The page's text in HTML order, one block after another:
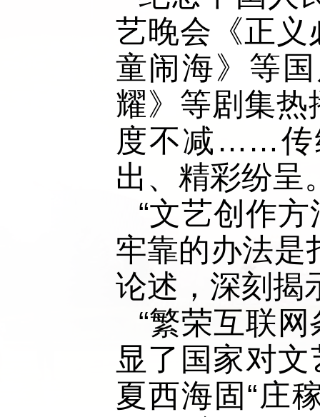
艺晚会《正义
童闹海》等
耀》等剧集
度不减……传
出、精彩纷呈
“文艺创作
牢靠的办法是
论述，深刻揭
“繁荣互联
显了国家对
夏西海固“庄